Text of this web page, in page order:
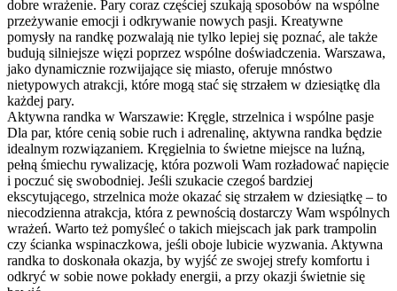
dobre wrażenie. Pary coraz częściej szukają sposobów na wspólne
przeżywanie emocji i odkrywanie nowych pasji. Kreatywne
pomysły na randkę pozwalają nie tylko lepiej się poznać, ale także
budują silniejsze więzi poprzez wspólne doświadczenia. Warszawa,
jako dynamicznie rozwijające się miasto, oferuje mnóstwo
nietypowych atrakcji, które mogą stać się strzałem w dziesiątkę dla
każdej pary.
Aktywna randka w Warszawie: Kręgle, strzelnica i wspólne pasje
Dla par, które cenią sobie ruch i adrenalinę, aktywna randka będzie
idealnym rozwiązaniem. Kręgielnia to świetne miejsce na luźną,
pełną śmiechu rywalizację, która pozwoli Wam rozładować napięcie
i poczuć się swobodniej. Jeśli szukacie czegoś bardziej
ekscytującego, strzelnica może okazać się strzałem w dziesiątkę – to
niecodzienna atrakcja, która z pewnością dostarczy Wam wspólnych
wrażeń. Warto też pomyśleć o takich miejscach jak park trampolin
czy ścianka wspinaczkowa, jeśli oboje lubicie wyzwania. Aktywna
randka to doskonała okazja, by wyjść ze swojej strefy komfortu i
odkryć w sobie nowe pokłady energii, a przy okazji świetnie się